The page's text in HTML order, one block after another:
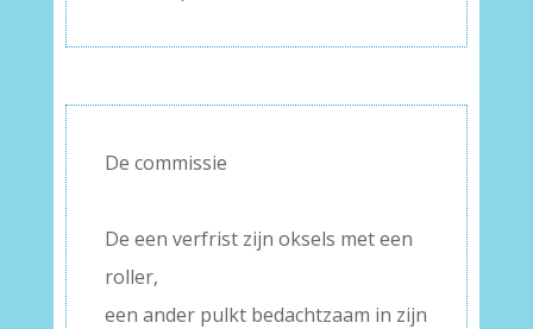
De commissie
De een verfrist zijn oksels met een
roller,
een ander pulkt bedachtzaam in zijn